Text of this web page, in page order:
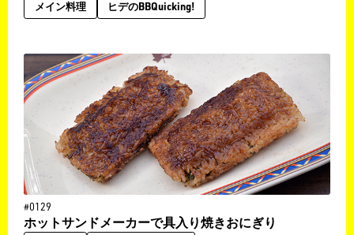
メイン料理 ヒデのBBQuicking!
#0129
ホットサンドメーカーで具入り焼きおにぎり